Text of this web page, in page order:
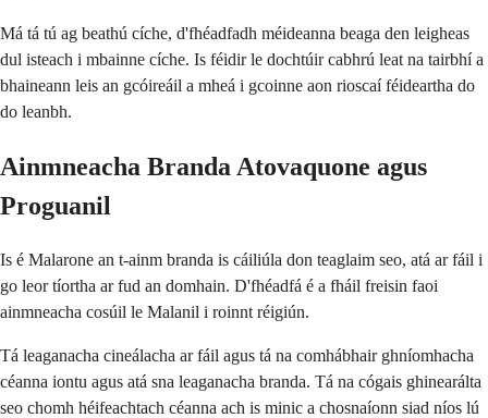
Má tá tú ag beathú cíche, d'fhéadfadh méideanna beaga den leigheas
dul isteach i mbainne cíche. Is féidir le dochtúir cabhrú leat na tairbhí a
bhaineann leis an gcóireáil a mheá i gcoinne aon rioscaí féideartha do
do leanbh.
Ainmneacha Branda Atovaquone agus
Proguanil
Is é Malarone an t-ainm branda is cáiliúla don teaglaim seo, atá ar fáil i
go leor tíortha ar fud an domhain. D'fhéadfá é a fháil freisin faoi
ainmneacha cosúil le Malanil i roinnt réigiún.
Tá leaganacha cineálacha ar fáil agus tá na comhábhair ghníomhacha
céanna iontu agus atá sna leaganacha branda. Tá na cógais ghinearálta
seo chomh héifeachtach céanna ach is minic a chosnaíonn siad níos lú